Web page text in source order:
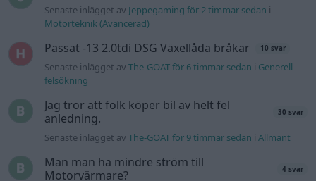
Senaste inlägget av Jeppegaming för 2 timmar sedan i
Motorteknik (Avancerad)
Passat -13 2.0tdi DSG Växellåda bråkar 10 svar
Senaste inlägget avThe-GOAT för 6 timmar sedan i Generell
felsökning
Jag tror att folk köper bil av helt fel
anledning.
30 svar
Senaste inlägget avThe-GOAT för 9 timmar sedan iAllmänt
Man man ha mindre ström till
Motorvärmare?
4 svar